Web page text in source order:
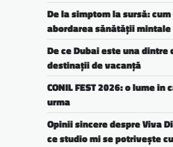
De la simptom la sursă:
abordarea sănătății mintale
De ce Dubai este una
destinații de vacanță
CONIL FEST 2026: o lume
urma
Opinii sincere despre Viva
ce studio mi se potrivește